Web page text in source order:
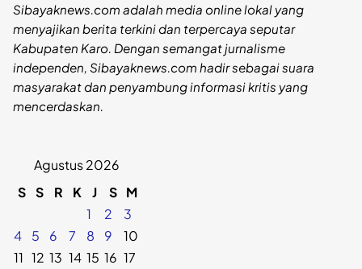
Sibayaknews.com adalah media online lokal yang
menyajikan berita terkini dan terpercaya seputar
Kabupaten Karo. Dengan semangat jurnalisme
independen, Sibayaknews.com hadir sebagai suara
masyarakat dan penyambung informasi kritis yang
mencerdaskan.
Agustus 2026
S S R K J S M
1
2
3
4
5 6 7 8 9
10
11 12 13 14 15 16 17